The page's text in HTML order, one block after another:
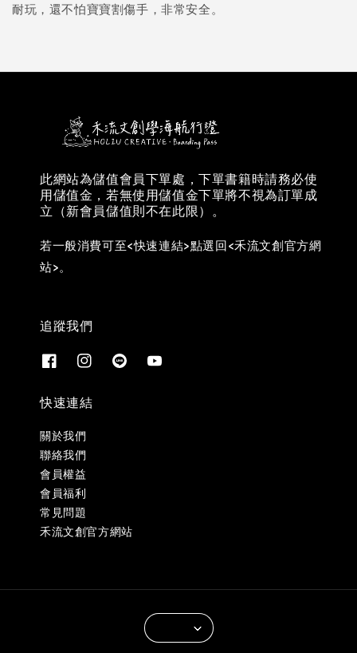
耐玩，還不怕寶寶割傷手，非常安全。
此網站為儲值會員下單處，下單書籍時請務必使
用儲值金，若無使用儲值金下單將不視為訂單成
立（新會員儲值則不在此限）。
若一般消費可至<快速連結>點選回<禾流文創官方網
站>。
追蹤我們
快速連結
關於我們
聯絡我們
會員權益
會員福利
常見問題
禾流文創官方網站